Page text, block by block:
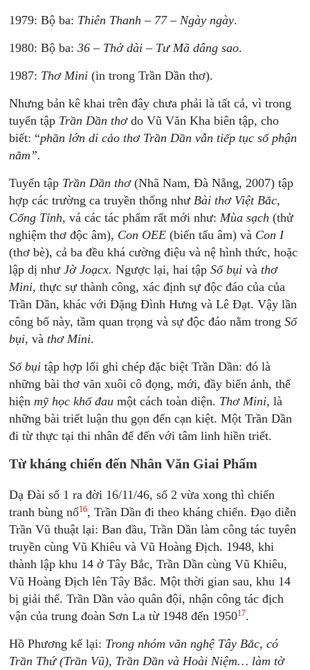
1979: Bộ ba: Thiên Thanh – 77 – Ngày ngày.
1980: Bộ ba:36 – Thở dài – Tư Mã dâng sao.
1987: Thơ Mini (in trong Trần Dần thơ).
Nhưng bản kê khai trên đây chưa phải là tất cả, vì trong
tuyển tập Trần Dần thơdo Vũ Văn Kha biên tập, cho
biết: “phần lớn di cảo thơ Trần Dần vẫn tiếp tục số phận
nằm”.
Tuyển tập Trần Dần thơ(Nhã Nam, Đà Nẵng, 2007) tập
hợp các trường ca truyền thống như Bài thơ Việt Bắc,
Cổng Tỉnh, vá các tác phẩm rất mới như: Mùa sạch (thử
nghiệm thơ độc âm), Con OEE (biến tấu âm) và Con I
(thơ bè), cả ba đều khá cường điệu và nệ hình thức, hoặc
lập dị nhưJờ Joạcx. Ngược lại, hai tậpSổ bụi vàthơ
Mini, thực sự thành công, xác định sự độc đáo của của
Trần Dần, khác với Đặng Đình Hưng và Lê Đạt. Vậy lần
công bố này, tầm quan trọng và sự độc đáo nằm trongSổ
bụi, vàthơ Mini.
Sổ bụi tập hợp lối ghi chép đặc biệt Trần Dần: đó là
những bài thơ văn xuôi cô đọng, mới, đầy biến ảnh, thể
hiện mỹ học khổ đau một cách toàn diện. Thơ Mini, là
những bài triết luận thu gọn đến cạn kiệt. Một Trần Dần
đi từ thực tại thi nhân để đến với tâm linh hiền triết.
Từ kháng chiến đến Nhân Văn Giai Phẩm
Dạ Đài số 1 ra đời 16/11/46, số 2 vừa xong thì chiến
tranh bùng nổ16, Trần Dần đi theo kháng chiến. Đạo diễn
Trần Vũ thuật lại: Ban đầu, Trần Dần làm công tác tuyên
truyền cùng Vũ Khiêu và Vũ Hoàng Ðịch. 1948, khi
thành lập khu 14 ở Tây Bắc, Trần Dần cùng Vũ Khiêu,
Vũ Hoàng Ðịch lên Tây Bắc. Một thời gian sau, khu 14
bị giải thể. Trần Dần vào quân đội, nhận công tác địch
vận của trung đoàn Sơn La từ 1948 đến 195017.
Hồ Phương kể lại: Trong nhóm văn nghệ Tây Bắc, có
Trần Thứ (Trần Vũ), Trần Dần và Hoài Niệm… làm tờ